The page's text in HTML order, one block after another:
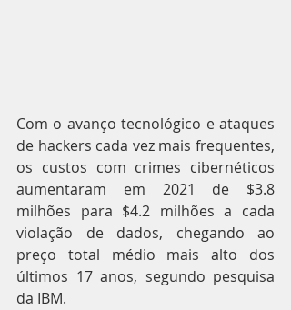
Com o avanço tecnológico e ataques
de hackers cada vez mais frequentes,
os custos com crimes cibernéticos
aumentaram em 2021 de $3.8
milhões para $4.2 milhões a cada
violação de dados, chegando ao
preço total médio mais alto dos
últimos 17 anos, segundo pesquisa
da IBM.